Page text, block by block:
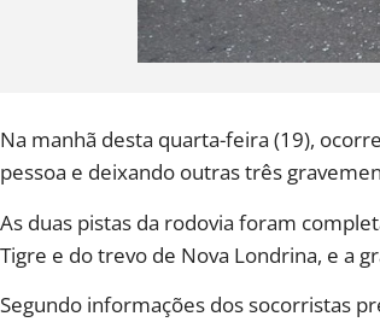
Na manhã desta quarta-feira (19),
pessoa e deixando outras três
As duas pistas da rodovia foram
Tigre e do trevo de Nova Londrina, e a
Segundo informações dos socorristas